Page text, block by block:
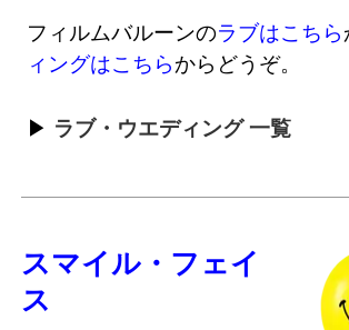
フィルムバルーンのラブはこちら
ィングはこちらからどうぞ。
ラブ・ウエディング 一覧
スマイル・フェイ
ス